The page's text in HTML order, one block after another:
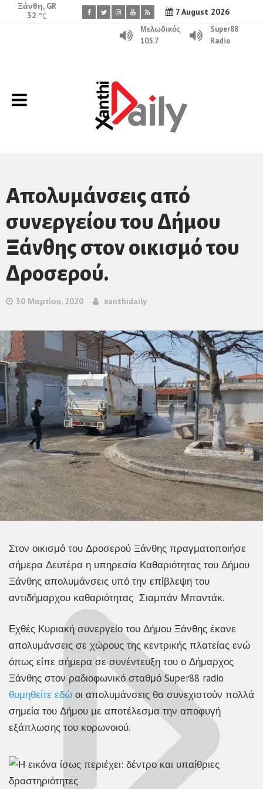
7 August 2026
Ξάνθη, GR
32 °C
Μελωδικός
105.7
Super88
Radio
Απολυμάνσεις από
συνεργείου του Δήμου
Ξάνθης στον οικισμό του
Δροσερού.
30 Μαρτίου, 2020 xanthidaily
Στον οικισμό του Δροσερού Ξάνθης πραγματοποιήσε
σήμερα Δευτέρα η υπηρεσία Καθαριότητας του Δήμου
Ξάνθης απολυμάνσεις υπό την επίβλεψη του
αντιδήμαρχου καθαριότητας Σιαμπάν Μπαντάκ.
Εχθές Κυριακή συνεργείο του Δήμου Ξάνθης έκανε
απολυμάνσεις σε χώρους της κεντρικής πλατείας ενώ
όπως είπε σήμερα σε συνέντευξη του ο Δήμαρχος
Ξάνθης στον ραδιοφωνικό σταθμό Super88 radio
θυμηθείτε εδώ οι απολυμάνσεις θα συνεχιστούν πολλά
σημεία του Δήμου με αποτέλεσμα την αποφυγή
εξάπλωσης του κορωνοιού.